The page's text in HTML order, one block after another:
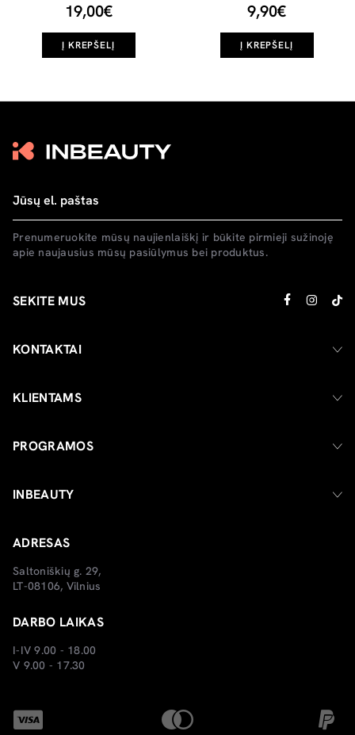
19,00€
Į KREPŠELĮ
9,90€
Į KREPŠELĮ
Prenumeruokite mūsų naujienlaiškį ir būkite pirmieji sužinoję
apie naujausius mūsų pasiūlymus bei produktus.
SEKITE MUS
KONTAKTAI
KLIENTAMS
PROGRAMOS
INBEAUTY
ADRESAS
Saltoniškių g. 29,
LT-08106, Vilnius
DARBO LAIKAS
I-IV 9.00 - 18.00
V 9.00 - 17.30